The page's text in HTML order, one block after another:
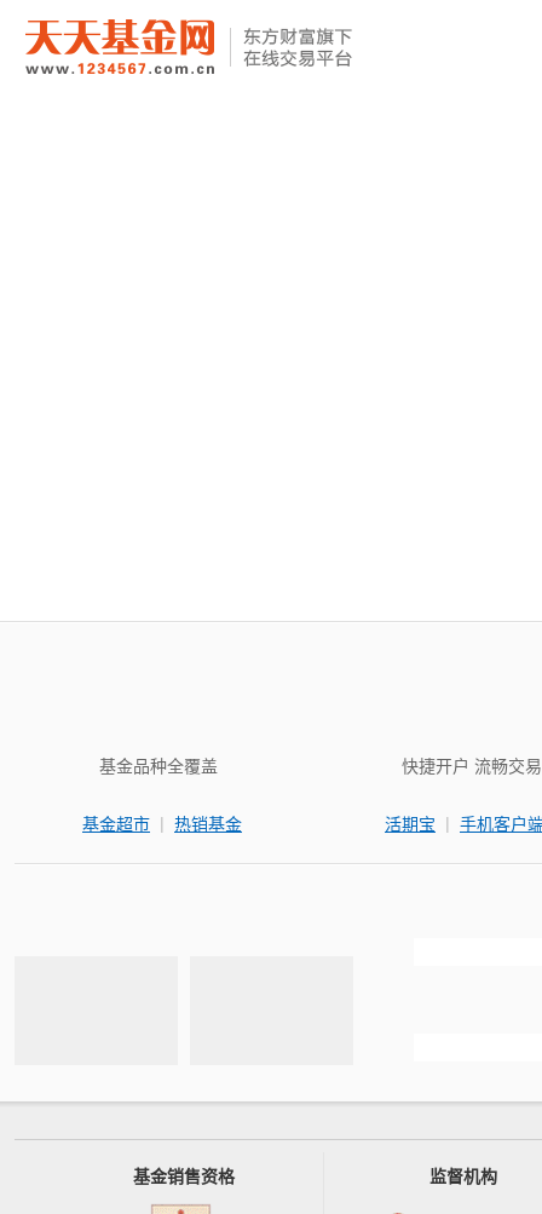
基金品种全覆盖
基金超市 | 热销基金
快捷开户 流畅交易
活期宝 | 手机客户
基金销售资格 监督机构